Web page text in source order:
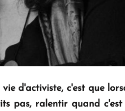
d'activiste, c'est que
pas, ralentir quand